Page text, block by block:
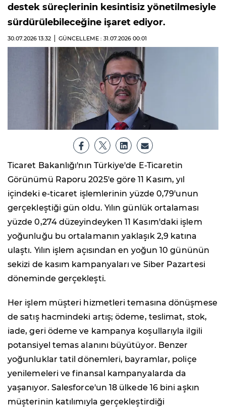
destek süreçlerinin kesintisiz yönetilmesiyle
sürdürülebileceğine işaret ediyor.
30.07.2026 13:32 GÜNCELLEME : 31.07.2026 00:01
Ticaret Bakanlığı'nın Türkiye'de E-Ticaretin
Görünümü Raporu 2025'e göre 11 Kasım, yıl
içindeki e-ticaret işlemlerinin yüzde 0,79'unun
gerçekleştiği gün oldu. Yılın günlük ortalaması
yüzde 0,274 düzeyindeyken 11 Kasım'daki işlem
yoğunluğu bu ortalamanın yaklaşık 2,9 katına
ulaştı. Yılın işlem açısından en yoğun 10 gününün
sekizi de kasım kampanyaları ve Siber Pazartesi
döneminde gerçekleşti.
Her işlem müşteri hizmetleri temasına dönüşmese
de satış hacmindeki artış; ödeme, teslimat, stok,
iade, geri ödeme ve kampanya koşullarıyla ilgili
potansiyel temas alanını büyütüyor. Benzer
yoğunluklar tatil dönemleri, bayramlar, poliçe
yenilemeleri ve finansal kampanyalarda da
yaşanıyor. Salesforce'un 18 ülkede 16 bini aşkın
müşterinin katılımıyla gerçekleştirdiği